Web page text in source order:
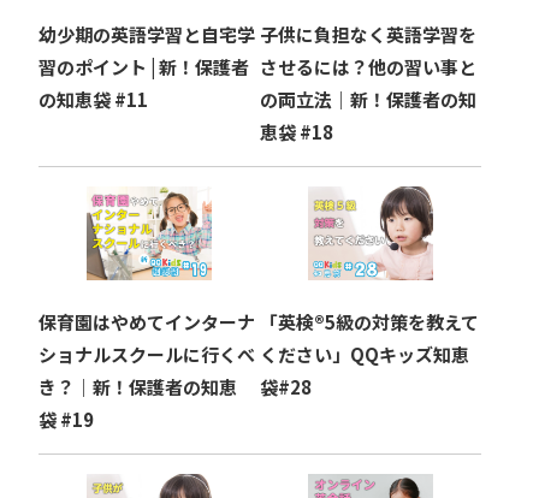
ョ
ン
幼少期の英語学習と自宅学
習のポイント | 新！保護者
の知恵袋 #11
子供に負担なく英語学習を
させるには？他の習い事と
の両立法｜新！保護者の知
恵袋 #18
保育園はやめてインターナ
ショナルスクールに行くべ
き？｜新！保護者の知恵
袋 #19
「英検®︎5級の対策を教えて
ください」QQキッズ知恵
袋#28